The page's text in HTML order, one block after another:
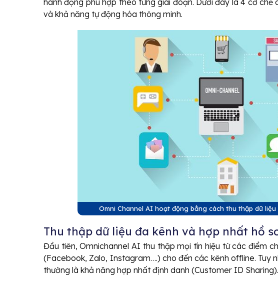
hành động phù hợp theo từng giai đoạn. Dưới đây là 4 cơ chế
và khả năng tự động hóa thông minh.
Omni Channel AI hoạt động bằng cách thu thập dữ
Thu thập dữ liệu đa kênh và hợp nhất hồ
Đầu tiên, Omnichannel AI thu thập mọi tín hiệu từ các điểm
(Facebook, Zalo, Instagram….) cho đến các kênh offline. Tuy
thường là khả năng hợp nhất định danh (Customer ID Sharing).